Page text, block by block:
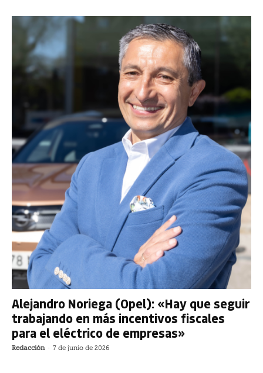
Alejandro Noriega (Opel): «Hay que seguir
trabajando en más incentivos fiscales
para el eléctrico de empresas»
Redacción - 7 de junio de 2026